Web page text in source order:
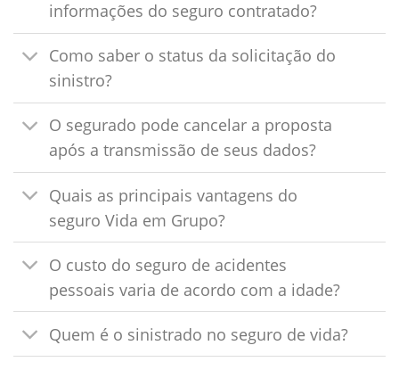
informações do seguro contratado?
Como saber o status da solicitação do
sinistro?
O segurado pode cancelar a proposta
após a transmissão de seus dados?
Quais as principais vantagens do
seguro Vida em Grupo?
O custo do seguro de acidentes
pessoais varia de acordo com a idade?
Quem é o sinistrado no seguro de vida?